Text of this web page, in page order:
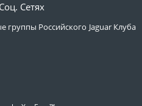
Сетях
Российского Jaguar Клуба